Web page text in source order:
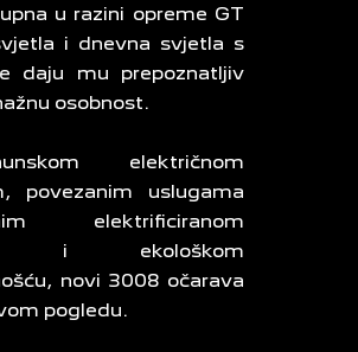
u razini opreme GT
i dnevna svjetla s
daju mu prepoznatljiv
osobnost.
električnom
povezanim uslugama
elektrificiranom
i ekološkom
novi 3008 očarava
pogledu.